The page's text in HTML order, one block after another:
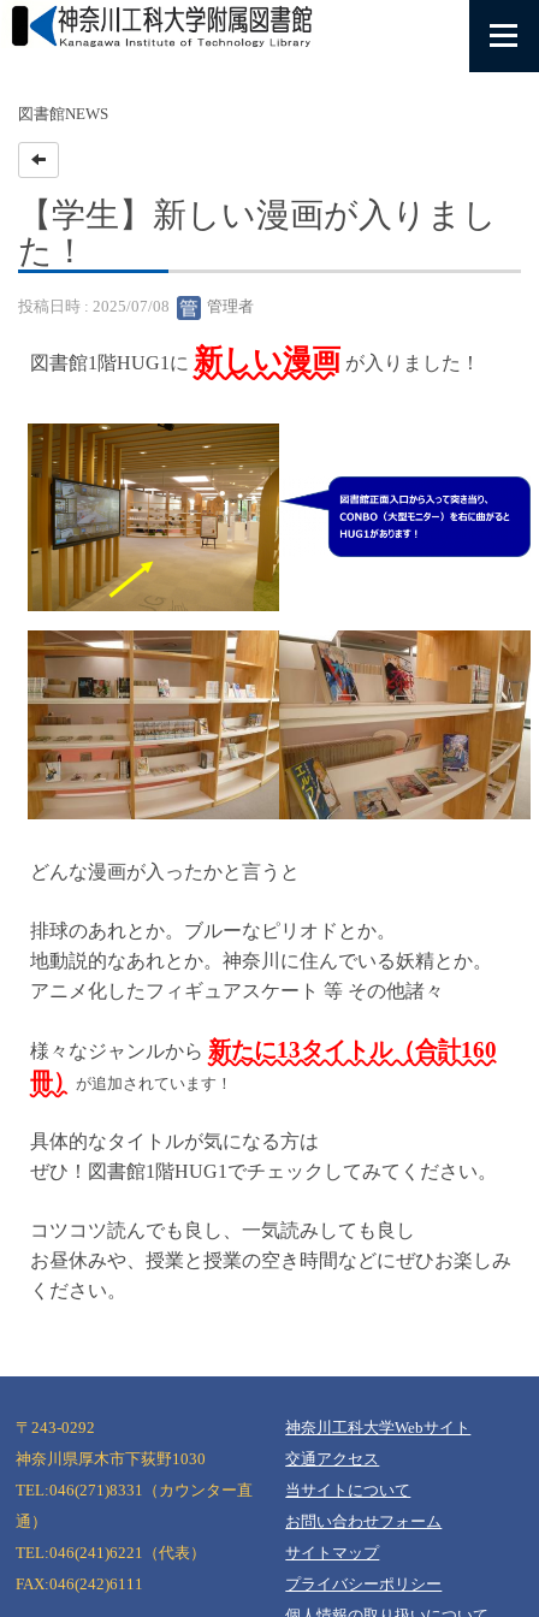
図書館NEWS
【学生】新しい漫画が入りまし
た！
投稿日時 : 2025/07/08 管理者
図書館1階HUG1に 新しい漫画 が入りました！
どんな漫画が入ったかと言うと
排球のあれとか。ブルーなピリオドとか。
地動説的なあれとか。神奈川に住んでいる妖精とか。
アニメ化したフィギュアスケート 等 その他諸々
様々なジャンルから 新たに13タイトル（合計160
冊）
が追加されています！
具体的なタイトルが気になる方は
ぜひ！図書館1階HUG1でチェックしてみてください。
コツコツ読んでも良し、一気読みしても良し
お昼休みや、授業と授業の空き時間などにぜひお楽しみ
ください。
〒243-0292
神奈川県厚木市下荻野1030
TEL:046(271)8331（カウンター直
通）
TEL:046(241)6221（代表）
FAX:046(242)6111
神奈川工科大学Webサイト
交通アクセス
当サイトについて
お問い合わせフォーム
サイトマップ
プライバシーポリシー
Copyright (c) Kanagawa Institute of Technology. All Rights Reserved